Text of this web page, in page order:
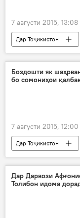
7 августи 2015, 13:08
Дар Тоҷикистон
Ҳамаи хабарҳо
"Шаҳри бехатар"
Боздошти як
бо сомониҳои
7 августи 2015, 12:00
Дар Тоҷикистон
Ҳамаи хабарҳо
Ҷовид Абдул Вакил
ҳазор сомонӣ
Дар Дарвози
Толибон идома